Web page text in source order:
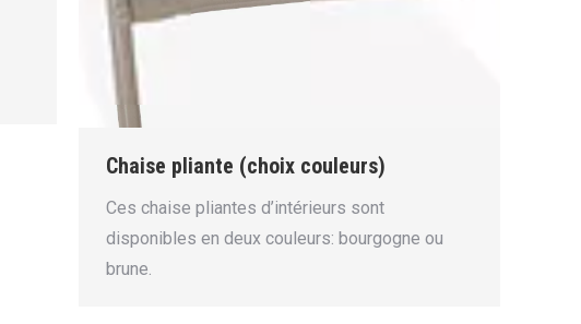
Chaise pliante (choix couleurs)
Ces chaise pliantes d’intérieurs sont
disponibles en deux couleurs: bourgogne ou
brune.